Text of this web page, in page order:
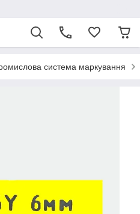
система маркування